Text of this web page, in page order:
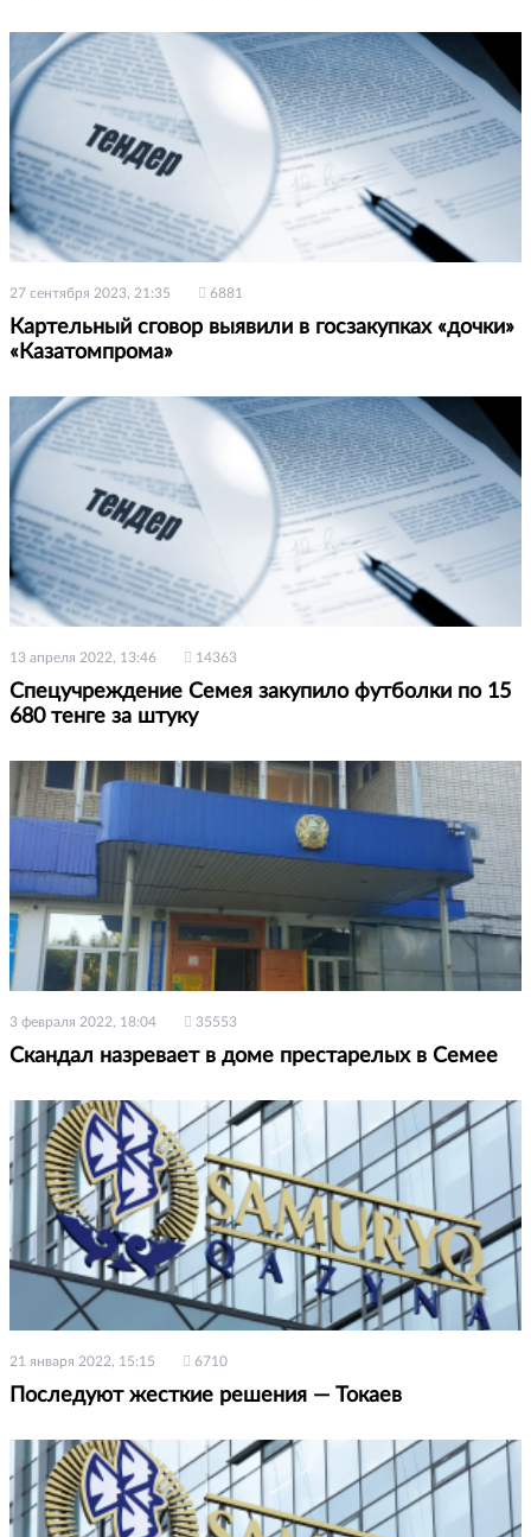
27 сентября 2023, 21:35 6881
Картельный сговор выявили в госзакупках «дочки»
«Казатомпрома»
13 апреля 2022, 13:46 14363
Спецучреждение Семея закупило футболки по 15
680 тенге за штуку
3 февраля 2022, 18:04 35553
Скандал назревает в доме престарелых в Семее
21 января 2022, 15:15 6710
Последуют жесткие решения — Токаев